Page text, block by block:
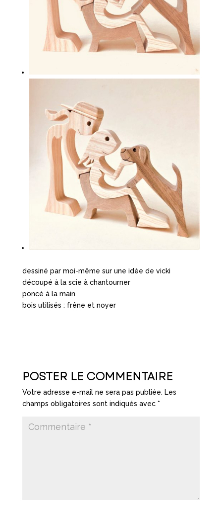
dessiné par moi-même sur une idée de vicki
découpé à la scie à chantourner
poncé à la main
bois utilisés : frêne et noyer
POSTER LE COMMENTAIRE
Votre adresse e-mail ne sera pas publiée. Les
champs obligatoires sont indiqués avec *